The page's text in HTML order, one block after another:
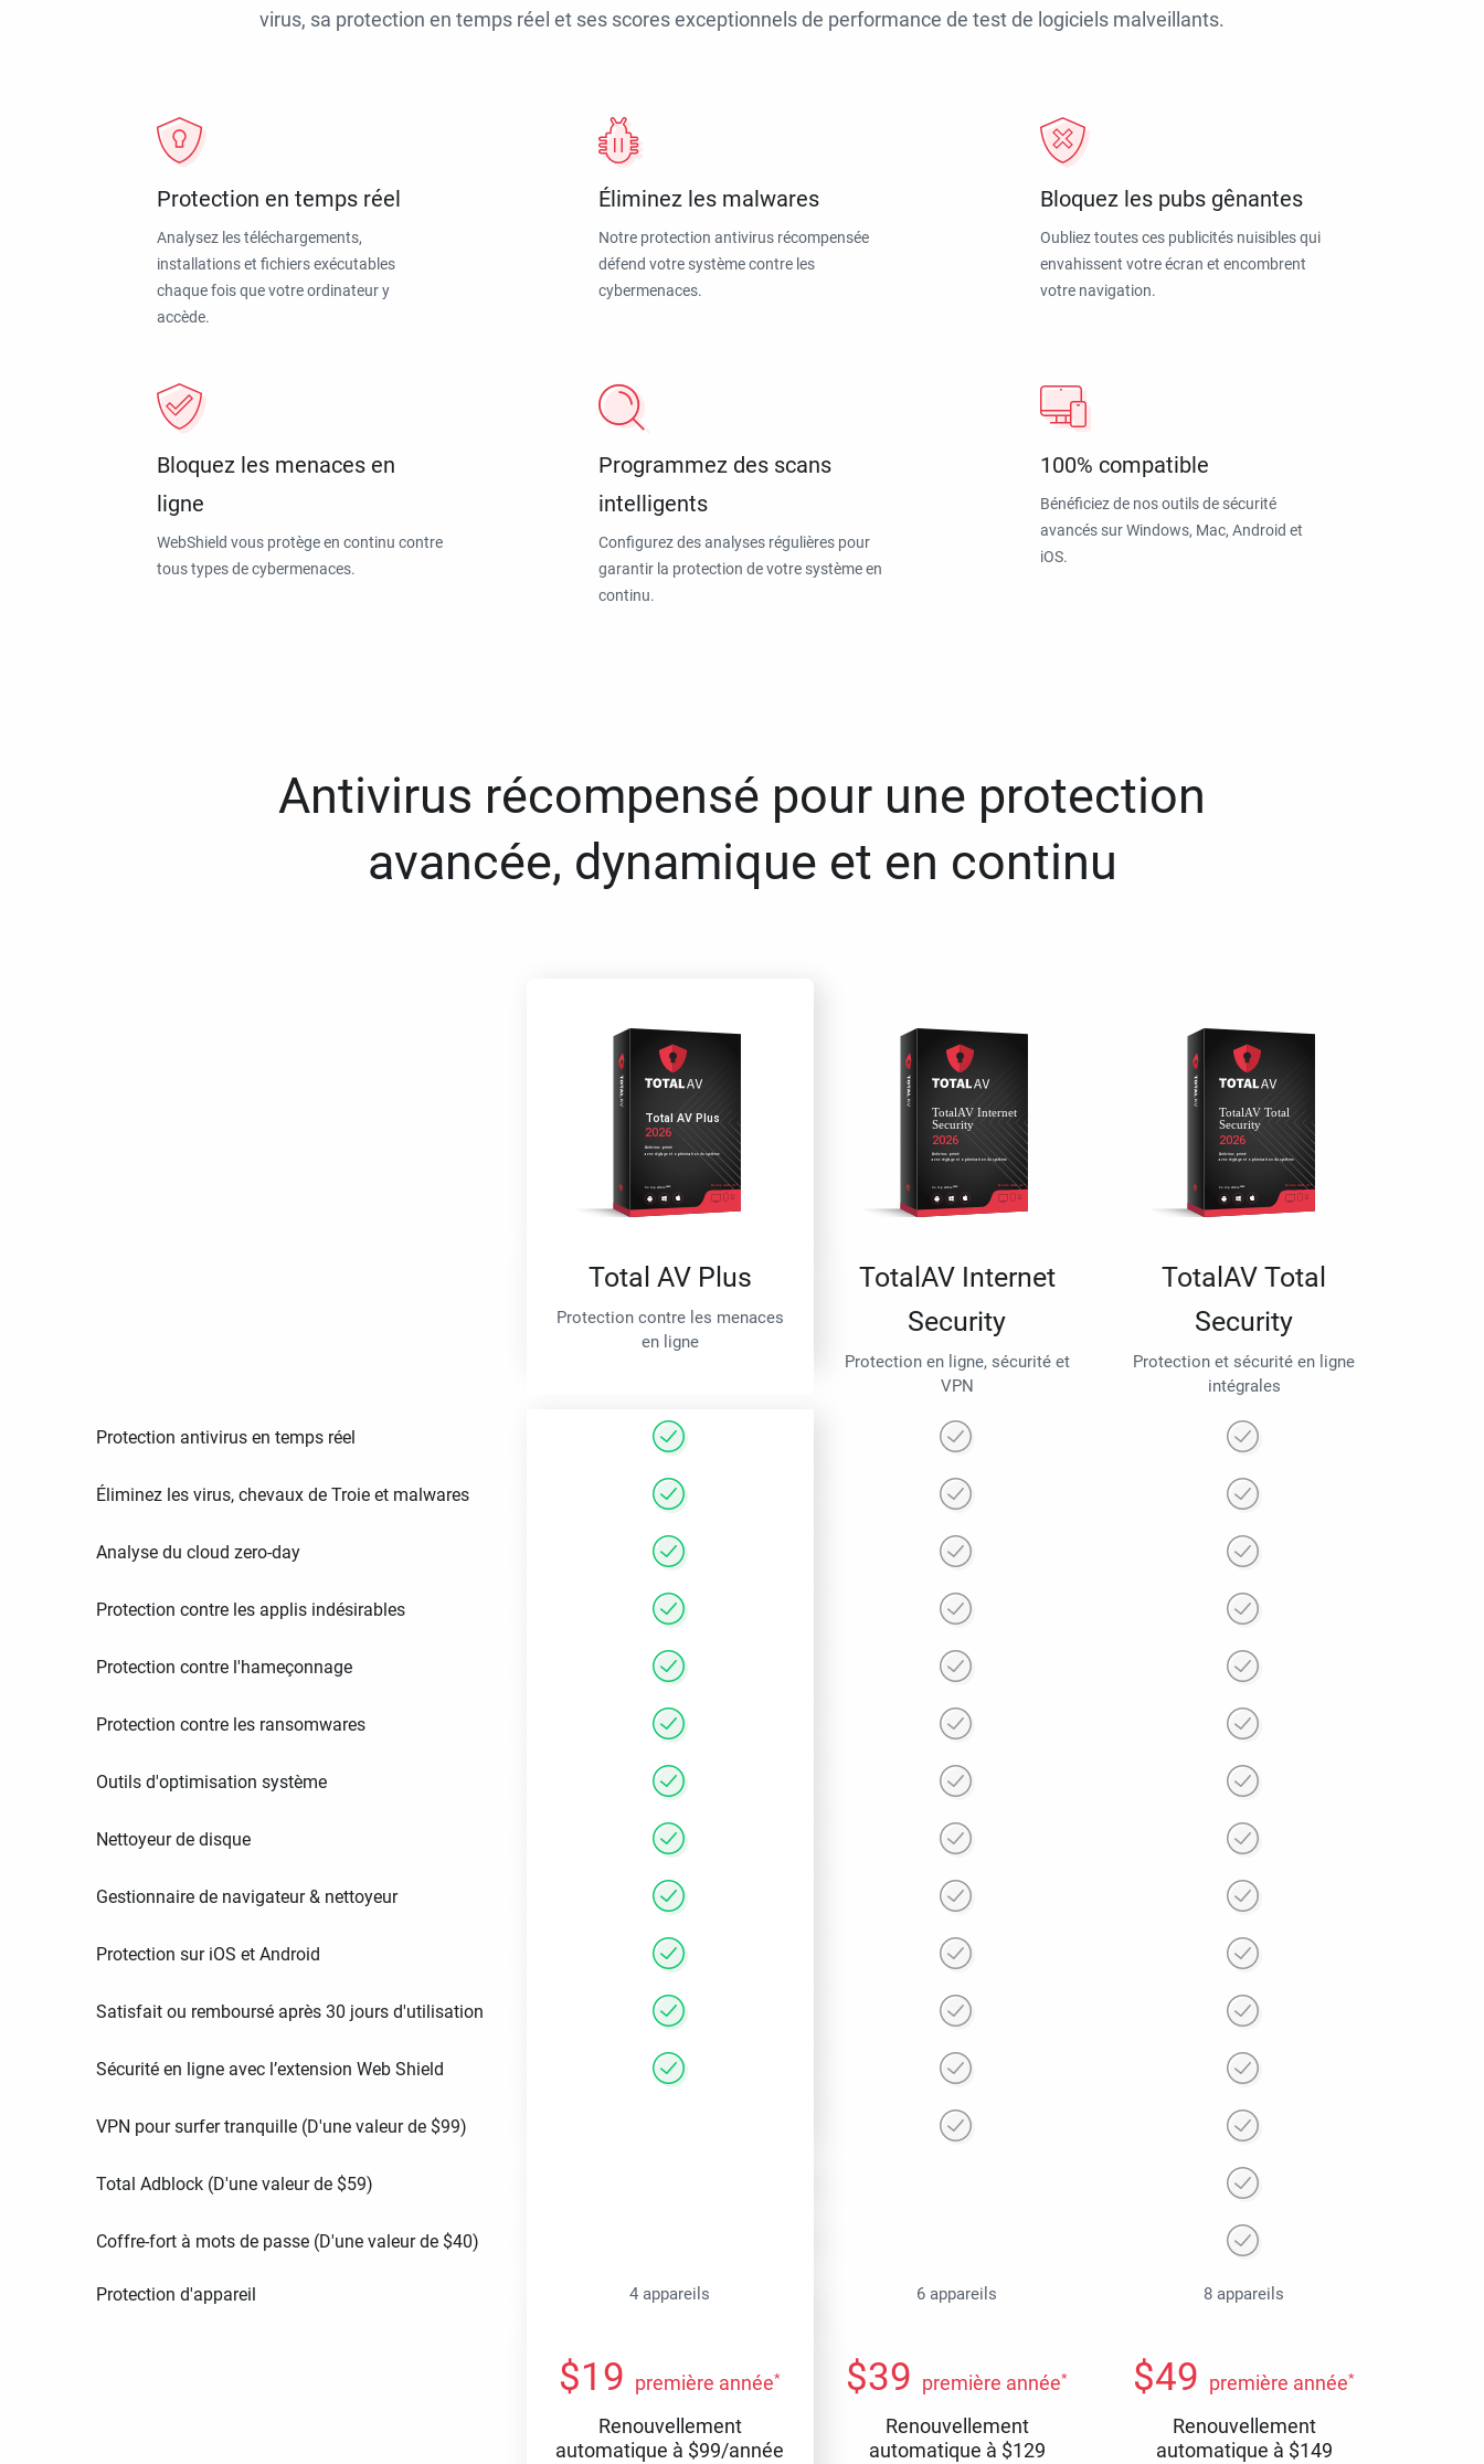
virus, sa protection en temps réel et ses scores exceptionnels de performance de test de logiciels malveillants.
Protection en temps réel
Analysez les téléchargements,
installations et fichiers exécutables
chaque fois que votre ordinateur y
accède.
Éliminez les malwares
Notre protection antivirus récompensée
défend votre système contre les
cybermenaces.
Bloquez les pubs gênantes
Oubliez toutes ces publicités nuisibles qui
envahissent votre écran et encombrent
votre navigation.
Bloquez les menaces en
ligne
WebShield vous protège en continu contre
tous types de cybermenaces.
Programmez des scans
intelligents
Configurez des analyses régulières pour
garantir la protection de votre système en
continu.
100% compatible
Bénéficiez de nos outils de sécurité
avancés sur Windows, Mac, Android et
iOS.
Antivirus récompensé pour une protection
avancée, dynamique et en continu
Total AV Plus
Protection contre les menaces
en ligne
TotalAV Internet
Security
Protection en ligne, sécurité et
VPN
TotalAV Total
Security
Protection et sécurité en ligne
intégrales
Protection antivirus en temps réel
Éliminez les virus, chevaux de Troie et malwares
Analyse du cloud zero-day
Protection contre les applis indésirables
Protection contre l'hameçonnage
Protection contre les ransomwares
Outils d'optimisation système
Nettoyeur de disque
Gestionnaire de navigateur & nettoyeur
Protection sur iOS et Android
Satisfait ou remboursé après 30 jours d'utilisation
Sécurité en ligne avec l’extension Web Shield
VPN pour surfer tranquille (D'une valeur de $99)
Total Adblock (D'une valeur de $59)
Coffre-fort à mots de passe (D'une valeur de $40)
Protection d'appareil 4 appareils 6 appareils 8 appareils
$19 première année*
Renouvellement
automatique à $99/année
$39 première année*
Renouvellement
automatique à $129
$49 première année*
Renouvellement
automatique à $149